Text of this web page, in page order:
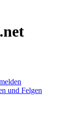
und Felgen